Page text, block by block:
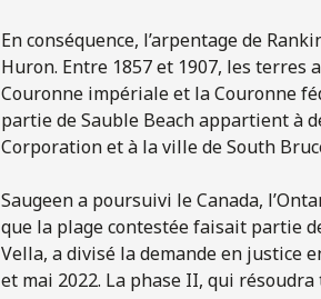
En conséquence, l’arpentage de
Huron. Entre 1857 et 1907, les
Couronne impériale et la Couronne
partie de Sauble Beach appartient à
Corporation et à la ville de South
Saugeen a poursuivi le Canada,
que la plage contestée faisait partie
Vella, a divisé la demande en justice
et mai 2022. La phase II, qui